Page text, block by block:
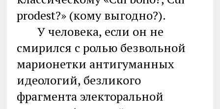
prodest?» (кому выгодно?).
У человека, если он не
смирился с ролью безвольной
марионетки антигуманных
идеологий, безликого
фрагмента электоральной